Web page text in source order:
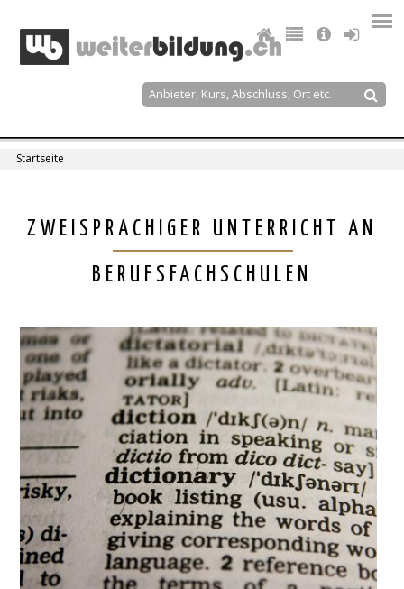
navigation
Suche
sind
Startseite
Back
ZWEISPRACHIGER UNTERRICHT AN
BERUFSFACHSCHULEN